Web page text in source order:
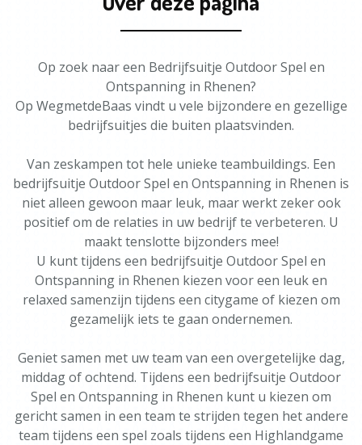
Op zoek naar een Bedrijfsuitje Outdoor Spel en
Ontspanning in Rhenen?
Op WegmetdeBaas vindt u vele bijzondere en gezellige
bedrijfsuitjes die buiten plaatsvinden.
Van zeskampen tot hele unieke teambuildings. Een
bedrijfsuitje Outdoor Spel en Ontspanning in Rhenen is
niet alleen gewoon maar leuk, maar werkt zeker ook
positief om de relaties in uw bedrijf te verbeteren. U
maakt tenslotte bijzonders mee!
U kunt tijdens een bedrijfsuitje Outdoor Spel en
Ontspanning in Rhenen kiezen voor een leuk en
relaxed samenzijn tijdens een citygame of kiezen om
gezamelijk iets te gaan ondernemen.
Geniet samen met uw team van een overgetelijke dag,
middag of ochtend. Tijdens een bedrijfsuitje Outdoor
Spel en Ontspanning in Rhenen kunt u kiezen om
gericht samen in een team te strijden tegen het andere
team tijdens een spel zoals tijdens een Highlandgame